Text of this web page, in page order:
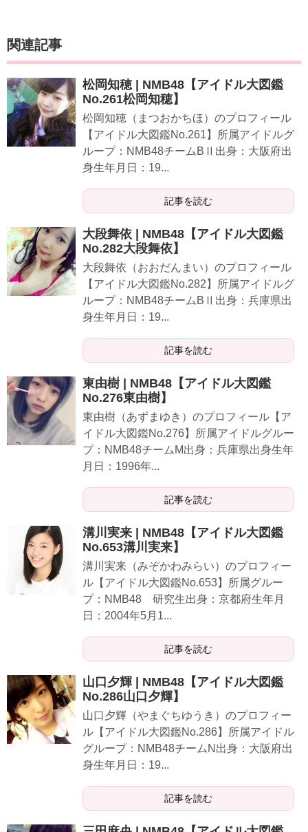
関連記事
松岡知穂 | NMB48【アイドル大図鑑
No.261松岡知穂】
松岡知穂（まつおかちほ）のプロフィール
【アイドル大図鑑No.261】所属アイドルグ
ループ：NMB48チームBⅡ出身：大阪府出
身生年月日：19...
記事を読む
大段舞依 | NMB48【アイドル大図鑑
No.282大段舞依】
大段舞依（おおだんまい）のプロフィール
【アイドル大図鑑No.282】所属アイドルグ
ループ：NMB48チームBⅡ出身：兵庫県出
身生年月日：19...
記事を読む
東由樹 | NMB48【アイドル大図鑑
No.276東由樹】
東由樹（あずまゆき）のプロフィール【ア
イドル大図鑑No.276】所属アイドルグルー
プ：NMB48チームM出身：兵庫県出身生年
月日：1996年...
記事を読む
溝川実来 | NMB48【アイドル大図鑑
No.653溝川実来】
溝川実来（みぞかわみらい）のプロフィー
ル【アイドル大図鑑No.653】所属グルー
プ：NMB48 研究生出身：京都府生年月
日：2004年5月1...
記事を読む
山口夕輝 | NMB48【アイドル大図鑑
No.286山口夕輝】
山口夕輝（やまぐちゆうき）のプロフィー
ル【アイドル大図鑑No.286】所属アイドル
グループ：NMB48チームN出身：大阪府出
身生年月日：19...
記事を読む